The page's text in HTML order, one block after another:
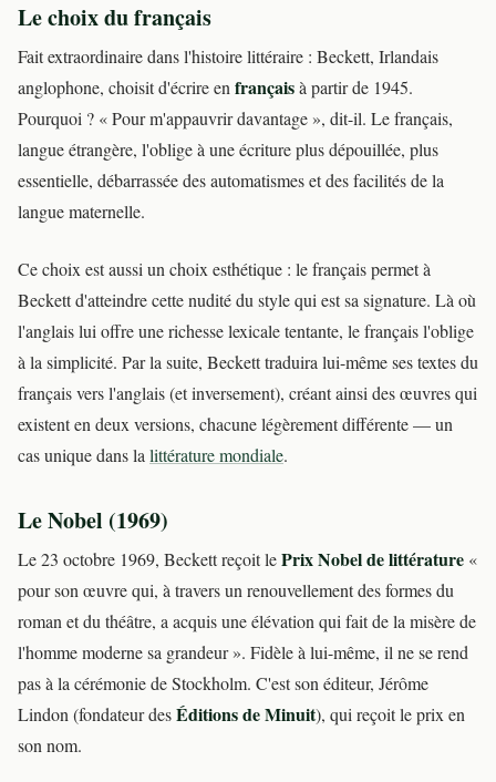
Le choix du français
Fait extraordinaire dans l'histoire littéraire : Beckett, Irlandais
anglophone, choisit d'écrire enfrançaisà partir de 1945.
Pourquoi ? « Pour m'appauvrir davantage », dit-il. Le français,
langue étrangère, l'oblige à une écriture plus dépouillée, plus
essentielle, débarrassée des automatismes et des facilités de la
langue maternelle.
Ce choix est aussi un choix esthétique : le français permet à
Beckett d'atteindre cette nudité du style qui est sa signature. Là où
l'anglais lui offre une richesse lexicale tentante, le français l'oblige
à la simplicité. Par la suite, Beckett traduira lui-même ses textes du
français vers l'anglais (et inversement), créant ainsi des œuvres qui
existent en deux versions, chacune légèrement différente — un
cas unique dans lalittérature mondiale.
Le Nobel (1969)
Le 23 octobre 1969, Beckett reçoit lePrix Nobel de littérature «
pour son œuvre qui, à travers un renouvellement des formes du
roman et du théâtre, a acquis une élévation qui fait de la misère de
l'homme moderne sa grandeur ». Fidèle à lui-même, il ne se rend
pas à la cérémonie de Stockholm. C'est son éditeur, Jérôme
Lindon (fondateur desÉditions de Minuit), qui reçoit le prix en
son nom.